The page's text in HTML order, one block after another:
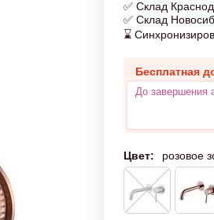
✅ Склад
✅ Склад
⌛
Бесплатная
До завершения
Цвет: розовое